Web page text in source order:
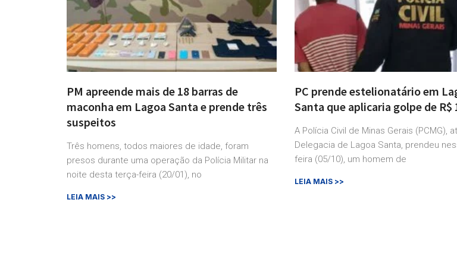
PM apreende mais de 18 barras de
maconha em Lagoa Santa e prende três
suspeitos
Três homens, todos maiores de idade, foram
presos durante uma operação da Polícia Militar na
noite desta terça-feira (20/01), no
LEIA MAIS >>
PC prende estelionatário em
Santa que aplicaria golpe de R$
A Polícia Civil de Minas Gerais (PCMG),
Delegacia de Lagoa Santa, prendeu
feira (05/10), um homem de
LEIA MAIS >>